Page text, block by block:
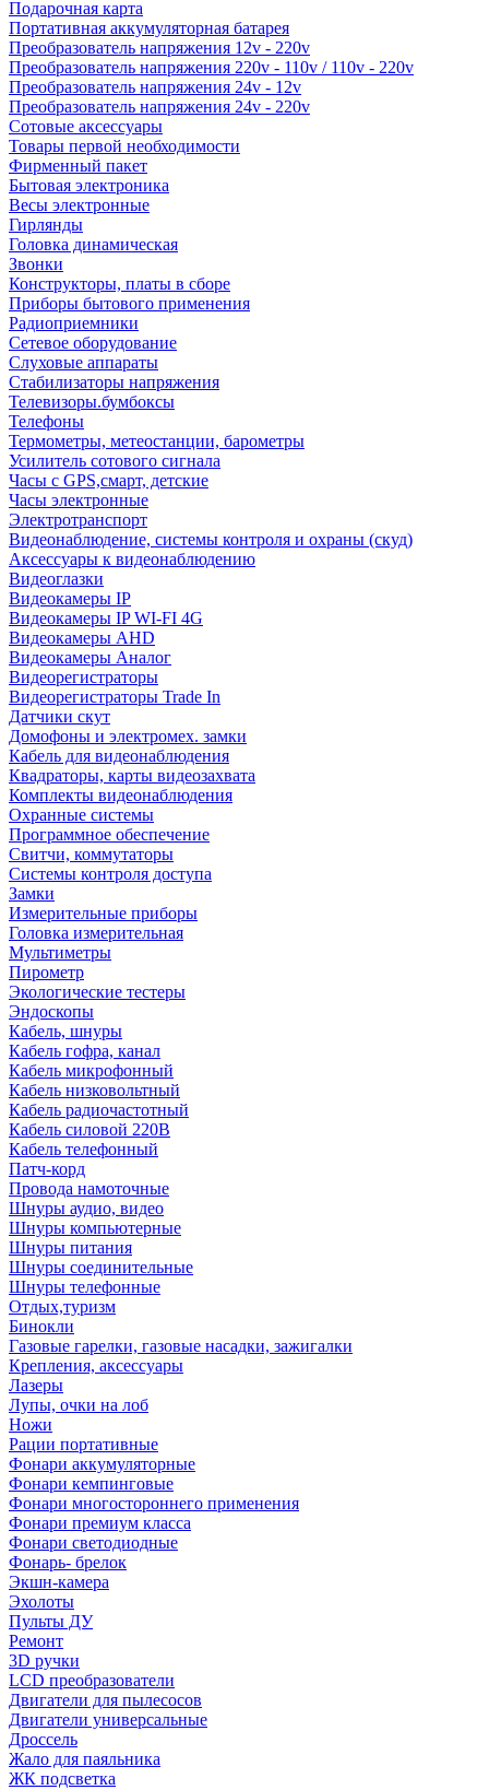
Подарочная карта
Портативная аккумуляторная батарея
Преобразователь напряжения 12v - 220v
Преобразователь напряжения 220v - 110v / 110v - 220v
Преобразователь напряжения 24v - 12v
Преобразователь напряжения 24v - 220v
Сотовые аксессуары
Товары первой необходимости
Фирменный пакет
Бытовая электроника
Весы электронные
Гирлянды
Головка динамическая
Звонки
Конструкторы, платы в сборе
Приборы бытового применения
Радиоприемники
Сетевое оборудование
Слуховые аппараты
Стабилизаторы напряжения
Телевизоры.бумбоксы
Телефоны
Термометры, метеостанции, барометры
Усилитель сотового сигнала
Часы с GPS,смарт, детские
Часы электронные
Электротранспорт
Видеонаблюдение, системы контроля и охраны (скуд)
Аксессуары к видеонаблюдению
Видеоглазки
Видеокамеры IP
Видеокамеры IP WI-FI 4G
Видеокамеры AHD
Видеокамеры Аналог
Видеорегистраторы
Видеорегистраторы Trade In
Датчики скут
Домофоны и электромех. замки
Кабель для видеонаблюдения
Квадраторы, карты видеозахвата
Комплекты видеонаблюдения
Охранные системы
Программное обеспечение
Свитчи, коммутаторы
Системы контроля доступа
Замки
Измерительные приборы
Головка измерительная
Мультиметры
Пирометр
Экологические тестеры
Эндоскопы
Кабель, шнуры
Кабель гофра, канал
Кабель микрофонный
Кабель низковольтный
Кабель радиочастотный
Кабель силовой 220В
Кабель телефонный
Патч-корд
Провода намоточные
Шнуры аудио, видео
Шнуры компьютерные
Шнуры питания
Шнуры соединительные
Шнуры телефонные
Отдых,туризм
Бинокли
Газовые гарелки, газовые насадки, зажигалки
Крепления, аксессуары
Лазеры
Лупы, очки на лоб
Ножи
Рации портативные
Фонари аккумуляторные
Фонари кемпинговые
Фонари многостороннего применения
Фонари премиум класса
Фонари светодиодные
Фонарь- брелок
Экшн-камера
Эхолоты
Пульты ДУ
Ремонт
3D ручки
LCD преобразователи
Двигатели для пылесосов
Двигатели универсальные
Дроссель
Жало для паяльника
ЖК подсветка